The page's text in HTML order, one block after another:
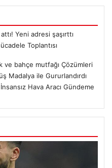
Yeni adresi şaşırttı
Toplantısı
ve bahçe mutfağı Çözümleri
Madalya ile Gururlandırdı
Hava Aracı Gündeme